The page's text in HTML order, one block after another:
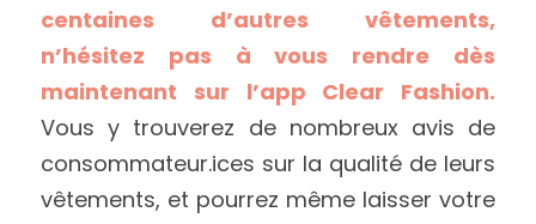
centaines d’autres vêtements,
n’hésitez pas à vous rendre dès
maintenant sur l’app Clear Fashion.
Vous y trouverez de nombreux avis de
consommateur.ices sur la qualité de leurs
vêtements, et pourrez même laisser votre